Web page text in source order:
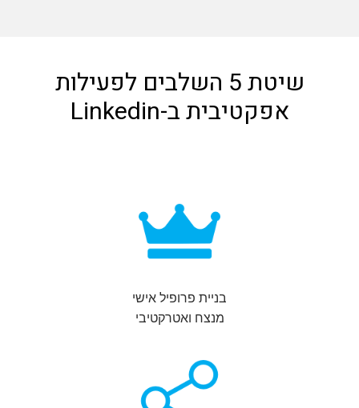
שיטת 5 השלבים לפעילות
אפקטיבית ב-Linkedin
בניית פרופיל אישי
מנצח ואטרקטיבי